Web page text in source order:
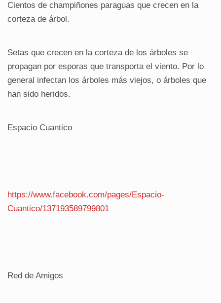
Cientos de champiñones paraguas que crecen en la
corteza de árbol.
Setas que crecen en la corteza de los árboles se
propagan por esporas que transporta el viento. Por lo
general infectan los árboles más viejos, o árboles que
han sido heridos.
Espacio Cuantico
https://www.facebook.com/pages/Espacio-
Cuantico/137193589799801
Red de Amigos